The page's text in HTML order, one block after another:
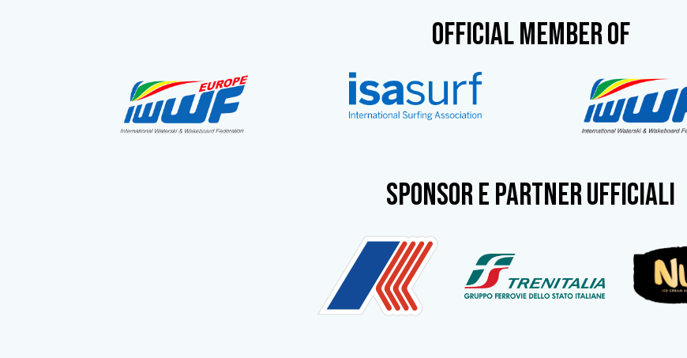
OFFICIAL MEMBER OF
SPONSOR e partner ufficiali